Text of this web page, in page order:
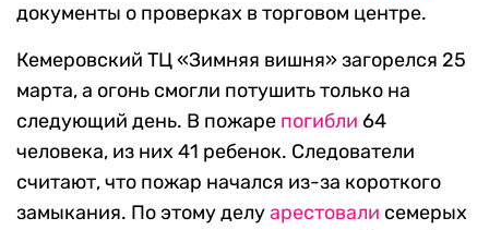
документы о проверках в торговом центре.
Кемеровский ТЦ «Зимняя вишня» загорелся 25
марта, а огонь смогли потушить только на
следующий день. В пожаре погибли 64
человека, из них 41 ребенок. Следователи
считают, что пожар начался из-за короткого
замыкания. По этому делуарестовали семерых